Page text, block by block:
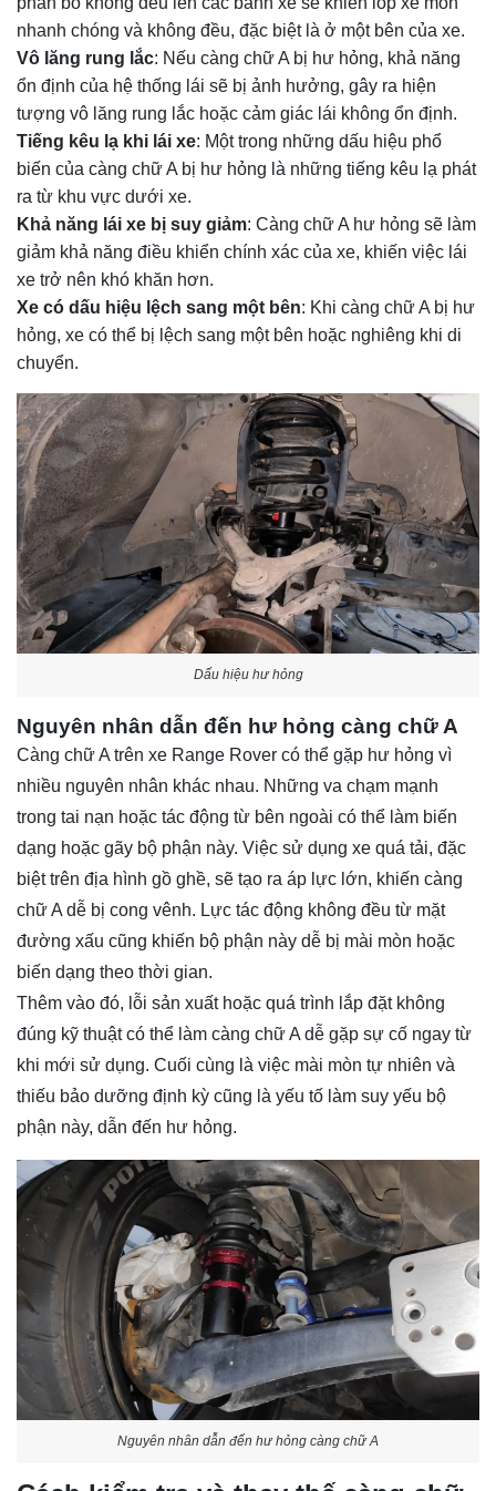
nhanh chóng và không đều, đặc biệt là ở một bên của xe.
Vô lăng rung lắc: Nếu càng chữ A bị hư hỏng, khả năng
ổn định của hệ thống lái sẽ bị ảnh hưởng, gây ra hiện
tượng vô lăng rung lắc hoặc cảm giác lái không ổn định.
Tiếng kêu lạ khi lái xe: Một trong những dấu hiệu phổ
biến của càng chữ A bị hư hỏng là những tiếng kêu lạ phát
ra từ khu vực dưới xe.
Khả năng lái xe bị suy giảm: Càng chữ A hư hỏng sẽ làm
giảm khả năng điều khiển chính xác của xe, khiến việc lái
xe trở nên khó khăn hơn.
Xe có dấu hiệu lệch sang một bên: Khi càng chữ A bị hư
hỏng, xe có thể bị lệch sang một bên hoặc nghiêng khi di
chuyển.
Dấu hiệu hư hỏng
Nguyên nhân dẫn đến hư hỏng càng chữ A
Càng chữ A trên xe Range Rover có thể gặp hư hỏng vì
nhiều nguyên nhân khác nhau. Những va chạm mạnh
trong tai nạn hoặc tác động từ bên ngoài có thể làm biến
dạng hoặc gãy bộ phận này. Việc sử dụng xe quá tải, đặc
biệt trên địa hình gồ ghề, sẽ tạo ra áp lực lớn, khiến càng
chữ A dễ bị cong vênh. Lực tác động không đều từ mặt
đường xấu cũng khiến bộ phận này dễ bị mài mòn hoặc
biến dạng theo thời gian.
Thêm vào đó, lỗi sản xuất hoặc quá trình lắp đặt không
đúng kỹ thuật có thể làm càng chữ A dễ gặp sự cố ngay từ
khi mới sử dụng. Cuối cùng là việc mài mòn tự nhiên và
thiếu bảo dưỡng định kỳ cũng là yếu tố làm suy yếu bộ
phận này, dẫn đến hư hỏng.
Nguyên nhân dẫn đến hư hỏng càng chữ A